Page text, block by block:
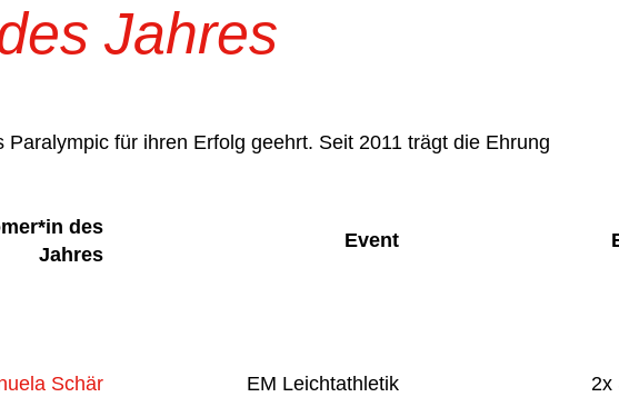
Jahres
für ihren Erfolg geehrt. Seit 2011 trägt die Ehrung
des
Jahres
Event
Schär EM Leichtathletik 2x